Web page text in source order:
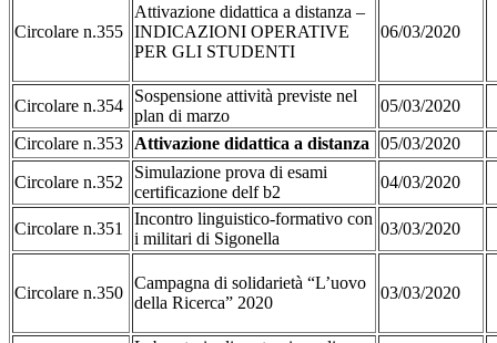
Circolare n.355
Attivazione didattica a distanza –
INDICAZIONI OPERATIVE
PER GLI STUDENTI
06/03/2020
Circolare n.354
Sospensione attività previste nel
plan di marzo
05/03/2020
Circolare n.353
Attivazione didattica a distanza 05/03/2020
Circolare n.352
Simulazione prova di esami
certificazione delf b2
04/03/2020
Circolare n.351
Incontro linguistico-formativo con
i militari di Sigonella
03/03/2020
Circolare n.350
Campagna di solidarietà “L’uovo
della Ricerca” 2020
03/03/2020